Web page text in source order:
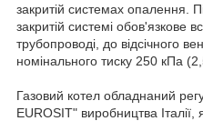
закритій системах опалення.
закритій системі обов'язкове
трубопроводі, до відсічного
номінального тиску 250 кПа
Газовий котел обладнаний
EUROSIT" виробництва Італії,